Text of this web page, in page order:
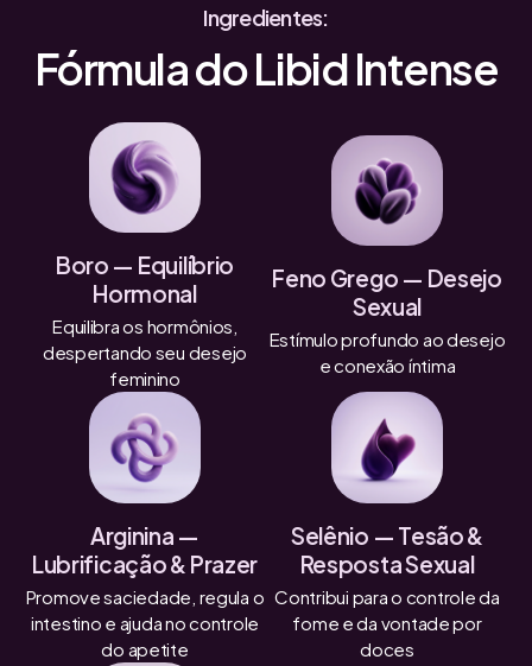
Ingredientes:
Fórmula do Libid Intense
Boro — Equilíbrio
Hormonal
Equilibra os hormônios,
despertando seu desejo
feminino
Feno Grego — Desejo
Sexual
Estímulo profundo ao desejo
e conexão íntima
Arginina —
Lubrificação & Prazer
Promove saciedade, regula o
intestino e ajuda no controle
do apetite
Selênio — Tesão &
Resposta Sexual
Contribui para o controle da
fome e da vontade por
doces